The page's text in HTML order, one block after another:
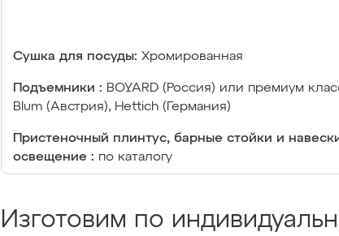
Сушка для посуды: Хромированная
Подъемники : BOYARD (Россия) или премиум
Blum (Австрия), Hettich (Германия)
Пристеночный плинтус, барные стойки и
освещение : по каталогу
Изготовим по